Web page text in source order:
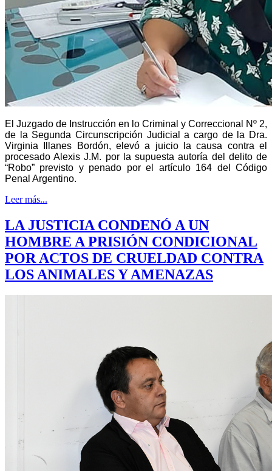
El Juzgado de Instrucción en lo Criminal y Correccional Nº 2,
de la Segunda Circunscripción Judicial a cargo de la Dra.
Virginia Illanes Bordón, elevó a juicio la causa contra el
procesado Alexis J.M. por la supuesta autoría del delito de
“Robo” previsto y penado por el artículo 164 del Código
Penal Argentino.
Leer más...
LA JUSTICIA CONDENÓ A UN
HOMBRE A PRISIÓN CONDICIONAL
POR ACTOS DE CRUELDAD CONTRA
LOS ANIMALES Y AMENAZAS